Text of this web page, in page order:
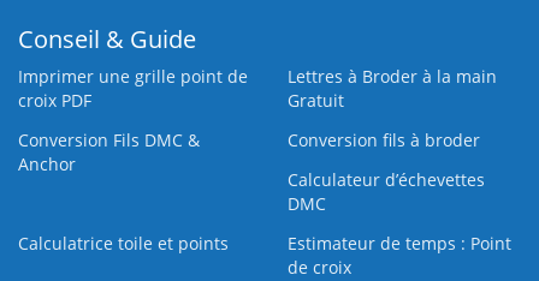
Conseil & Guide
Imprimer une grille point de
croix PDF
Lettres à Broder à la main
Gratuit
Conversion Fils DMC &
Anchor
Conversion fils à broder
Calculateur d’échevettes
DMC
Calculatrice toile et points
Estimateur de temps : Point
de croix